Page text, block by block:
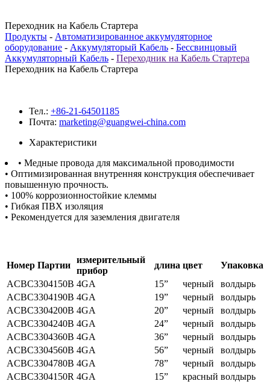
Переходник на Кабель Стартера
Продукты - Автоматизированное аккумуляторное
оборудование - Аккумуляторый Кабель - Бессвинцовый
Аккумуляторный Кабель - Переходник на Кабель Стартера
Переходник на Кабель Стартера
Тел.: +86-21-64501185
Почта: marketing@guangwei-china.com
Характеристики
• Медные провода для максимальной проводимости
• Оптимизированная внутренняя конструкция обеспечивает
повышенную прочность.
• 100% коррозионностойкие клеммы
• Гибкая ПВХ изоляция
• Рекомендуется для заземления двигателя
Номер Партии
измерительный
прибор
длина цвет
Упаковка
ACBC3304150B 4GA 15” черный
волдырь
ACBC3304190B 4GA 19” черный
волдырь
ACBC3304200B 4GA 20” черный
волдырь
ACBC3304240B 4GA 24” черный
волдырь
ACBC3304360B 4GA 36” черный
волдырь
ACBC3304560B 4GA 56” черный
волдырь
ACBC3304780B 4GA 78” черный
волдырь
ACBC3304150R 4GA 15” красный волдырь